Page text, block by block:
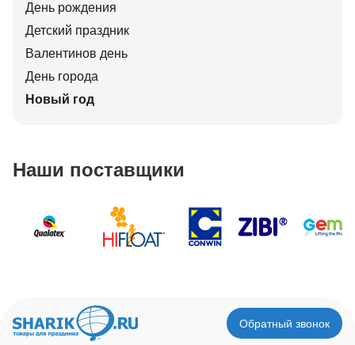
День рождения
Детский праздник
Валентинов день
День города
Новый год
Наши поставщики
Обратный звонок